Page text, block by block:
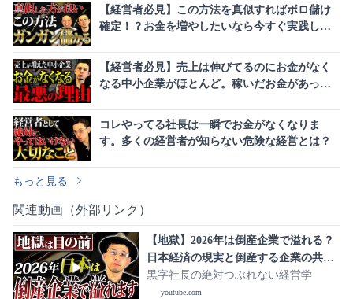
【経営者必見】この方法を真似すればボロ儲け
確定！？お金を増やしたいなら今すぐ実践して
【経営者必見】売上は伸びてるのにお金がなく
なる中小企業がほとんど。稼いだお金があっさ
コレやってる社長は一瞬でお金がなくなりま
す。多くの経営者が知らない危険な経営とは？
もっと見る
関連動画（外部リンク）
【地獄】2026年は倒産企業で溢れる？
日本経済の現実と倒産する企業の共通
点を知らなければ生き残れません【倒
産 中小企業 経済】
黒字社長の絶対つぶれない経営学
youtube.com